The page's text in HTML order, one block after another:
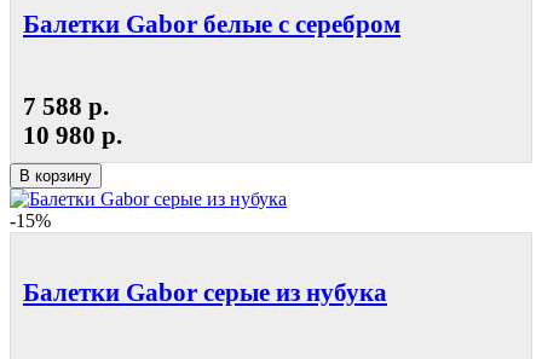
Балетки Gabor белые с серебром
7 588 р.
10 980 р.
В корзину
-15%
Балетки Gabor серые из нубука